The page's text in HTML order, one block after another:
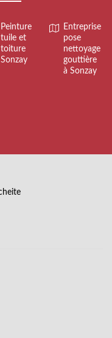
Peinture
tuile et
toiture
Sonzay
Entreprise
pose
nettoyage
gouttière
à Sonzay